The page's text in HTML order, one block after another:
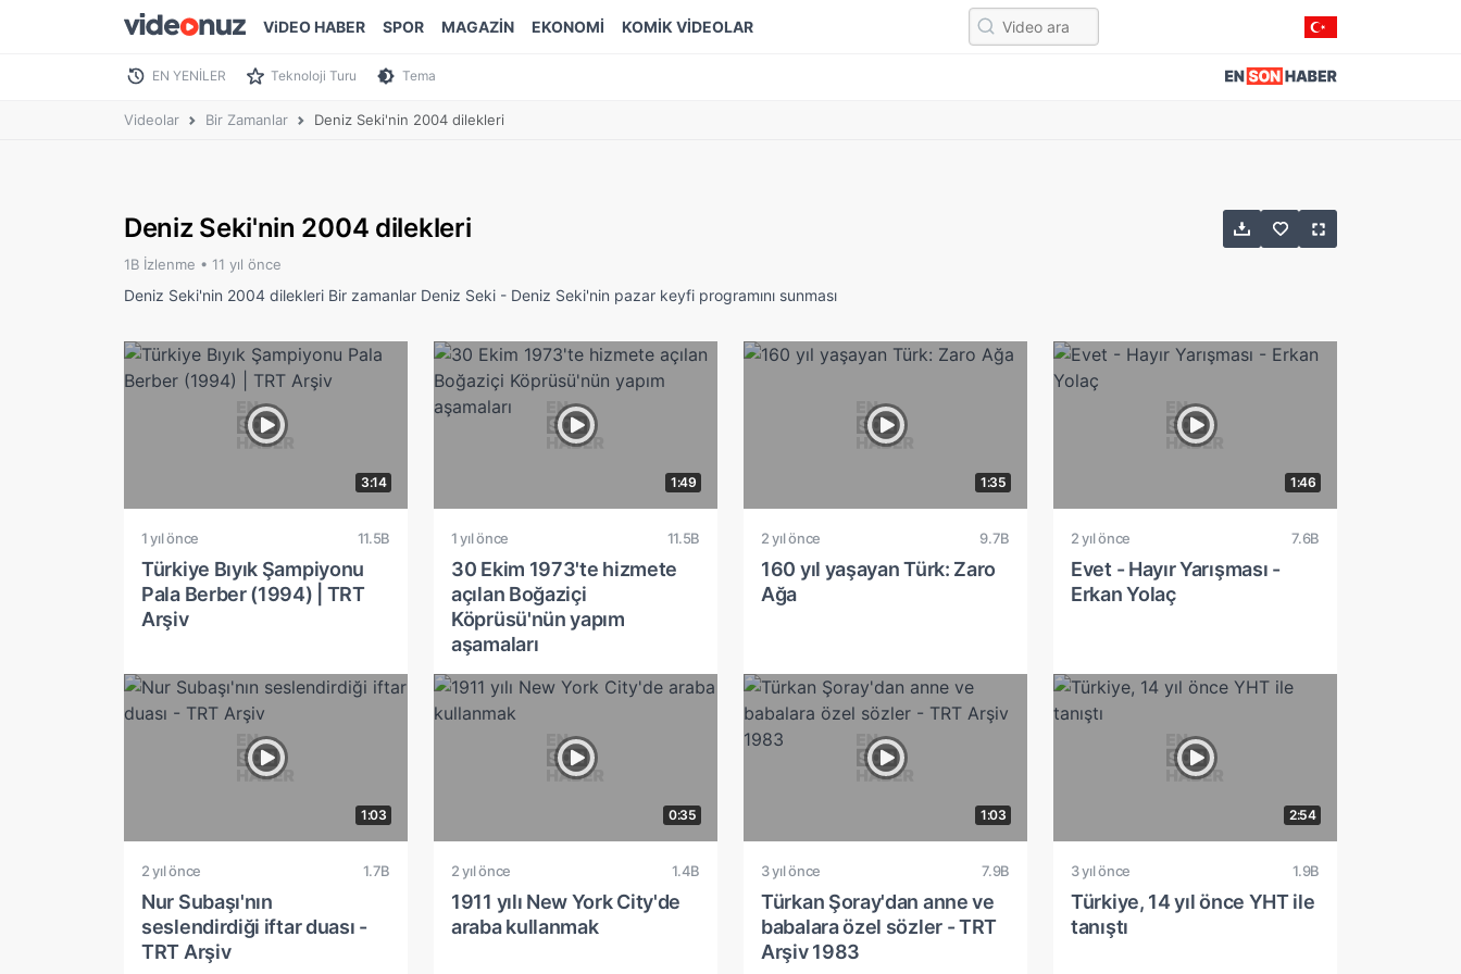
ViDEO HABER SPOR MAGAZİN EKONOMİ KOMİK VİDEOLAR
EN YENİLER Teknoloji Turu Tema
Videolar Bir Zamanlar Deniz Seki'nin 2004 dilekleri
Deniz Seki'nin 2004 dilekleri
1B İzlenme • 11 yıl önce
Deniz Seki'nin 2004 dilekleri Bir zamanlar Deniz Seki - Deniz Seki'nin pazar keyfi programını sunması
3:14
1 yıl önce 11.5B
Türkiye Bıyık Şampiyonu
Pala Berber (1994) | TRT
Arşiv
1:49
1 yıl önce 11.5B
30 Ekim 1973'te hizmete
açılan Boğaziçi
Köprüsü'nün yapım
aşamaları
1:35
2 yıl önce 9.7B
160 yıl yaşayan Türk: Zaro
Ağa
1:46
2 yıl önce 7.6B
Evet - Hayır Yarışması -
Erkan Yolaç
1:03
2 yıl önce 1.7B
Nur Subaşı'nın
seslendirdiği iftar duası -
TRT Arşiv
0:35
2 yıl önce 1.4B
1911 yılı New York City'de
araba kullanmak
1:03
3 yıl önce 7.9B
Türkan Şoray'dan anne ve
babalara özel sözler - TRT
Arşiv 1983
2:54
3 yıl önce 1.9B
Türkiye, 14 yıl önce YHT ile
tanıştı